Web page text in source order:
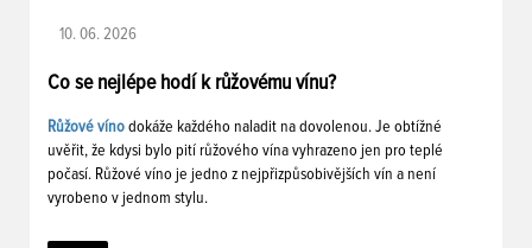
10. 06. 2026
Co se nejlépe hodí k růžovému vínu?
Růžové víno dokáže každého naladit na dovolenou. Je obtížné
uvěřit, že kdysi bylo pití růžového vína vyhrazeno jen pro teplé
počasí. Růžové víno je jedno z nejpřizpůsobivějších vín a není
vyrobeno v jednom stylu.